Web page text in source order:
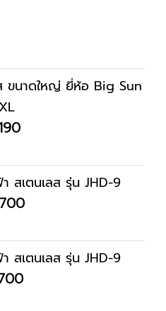
ขนาดใหญ่ ยี่ห้อ Big Sun
สเตนเลส รุ่น JHD-9
สเตนเลส รุ่น JHD-9